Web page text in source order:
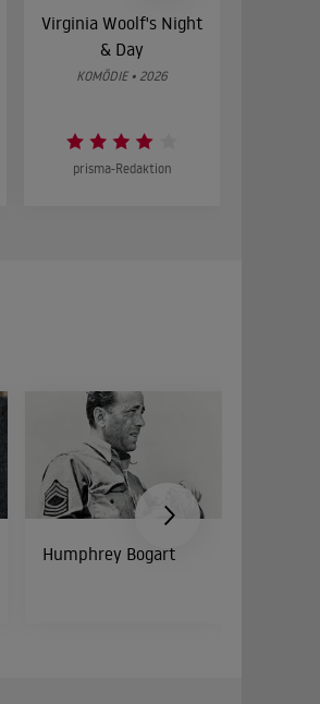
Virginia Woolf's Night
& Day
KOMÖDIE • 2026
prisma-Redaktion
Humphrey Bogart